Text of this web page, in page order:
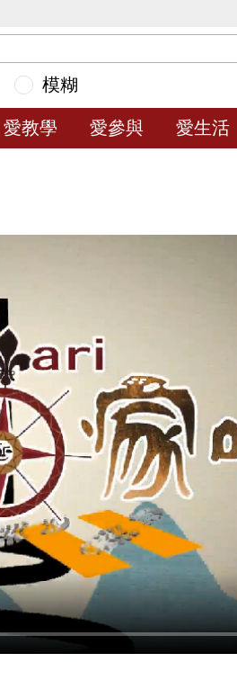
模糊
愛教學 愛參與 愛生活